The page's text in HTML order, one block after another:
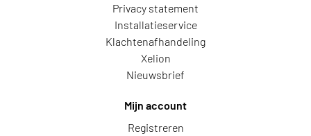
Privacy statement
Installatieservice
Klachtenafhandeling
Xelion
Nieuwsbrief
Mijn account
Registreren